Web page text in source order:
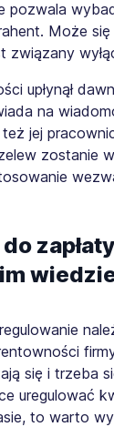
pozwala
Może
związany
upłynął
na
jej
zostanie
się i trzeba
uregulować
to warto